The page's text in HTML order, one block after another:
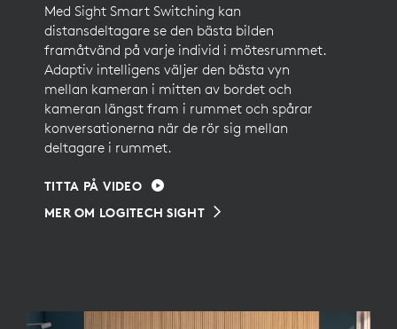
Med Sight Smart Switching kan
distansdeltagare se den bästa bilden
framåtvänd på varje individ i mötesrummet.
Adaptiv intelligens väljer den bästa vyn
mellan kameran i mitten av bordet och
kameran längst fram i rummet och spårar
konversationerna när de rör sig mellan
deltagare i rummet.
TITTA PÅ VIDEO
MER OM LOGITECH SIGHT